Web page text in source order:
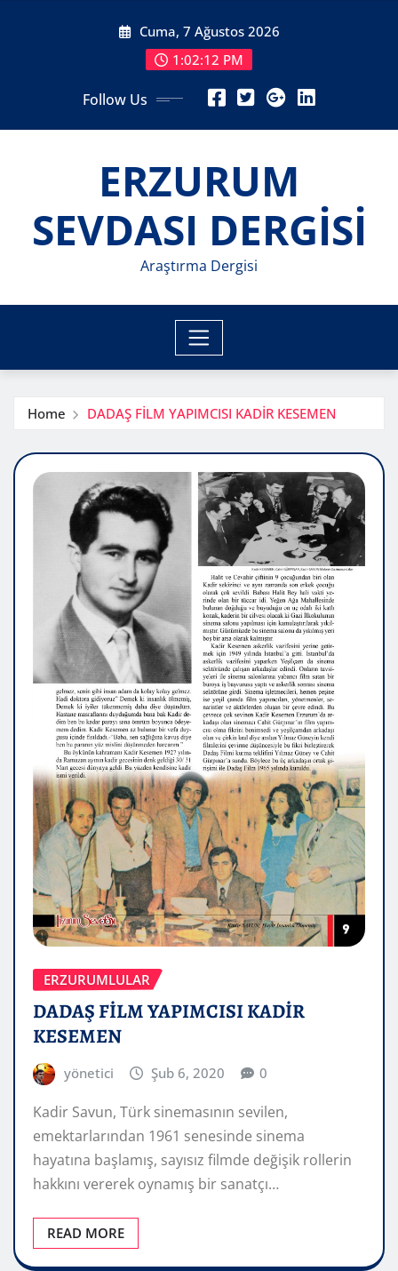
Cuma, 7 Ağustos 2026
1:02:14 PM
Follow Us
ERZURUM
SEVDASI DERGİSİ
Araştırma Dergisi
Home DADAŞ FİLM YAPIMCISI KADİR KESEMEN
ERZURUMLULAR
DADAŞ FİLM YAPIMCISI KADİR
KESEMEN
yönetici Şub 6, 2020 0
Kadir Savun, Türk sinemasının sevilen,
emektarlarından 1961 senesinde sinema
hayatına başlamış, sayısız filmde değişik rollerin
hakkını vererek oynamış bir sanatçı…
READ MORE